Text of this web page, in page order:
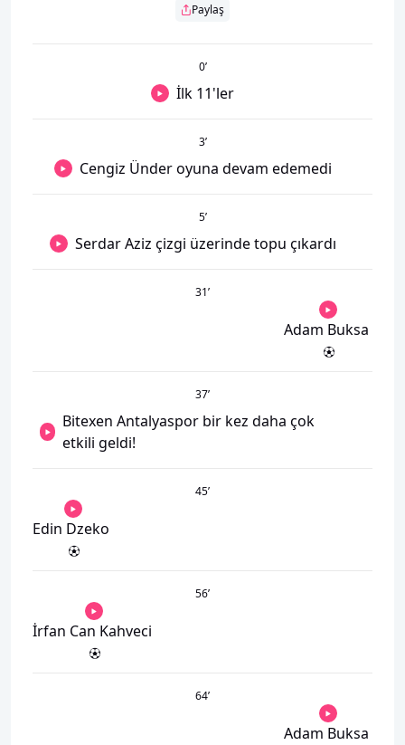
Paylaş
0’
İlk 11'ler
3’
Cengiz Ünder oyuna devam edemedi
5’
Serdar Aziz çizgi üzerinde topu çıkardı
31’
Adam Buksa
37’
Bitexen Antalyaspor bir kez daha çok
etkili geldi!
45’
Edin Dzeko
56’
İrfan Can Kahveci
64’
Adam Buksa